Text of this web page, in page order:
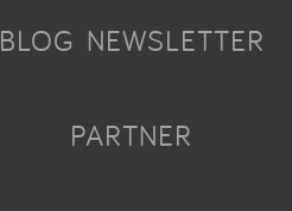
BLOG NEWSLETTER
PARTNER